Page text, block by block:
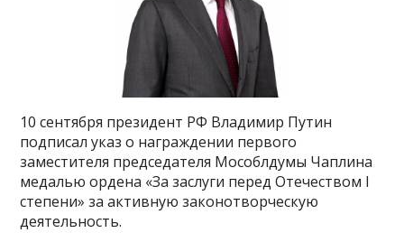
10 сентября президент РФ Владимир Путин
подписал указ о награждении первого
заместителя председателя Мособлдумы Чаплина
медалью ордена «За заслуги перед Отечеством I
степени» за активную законотворческую
деятельность.